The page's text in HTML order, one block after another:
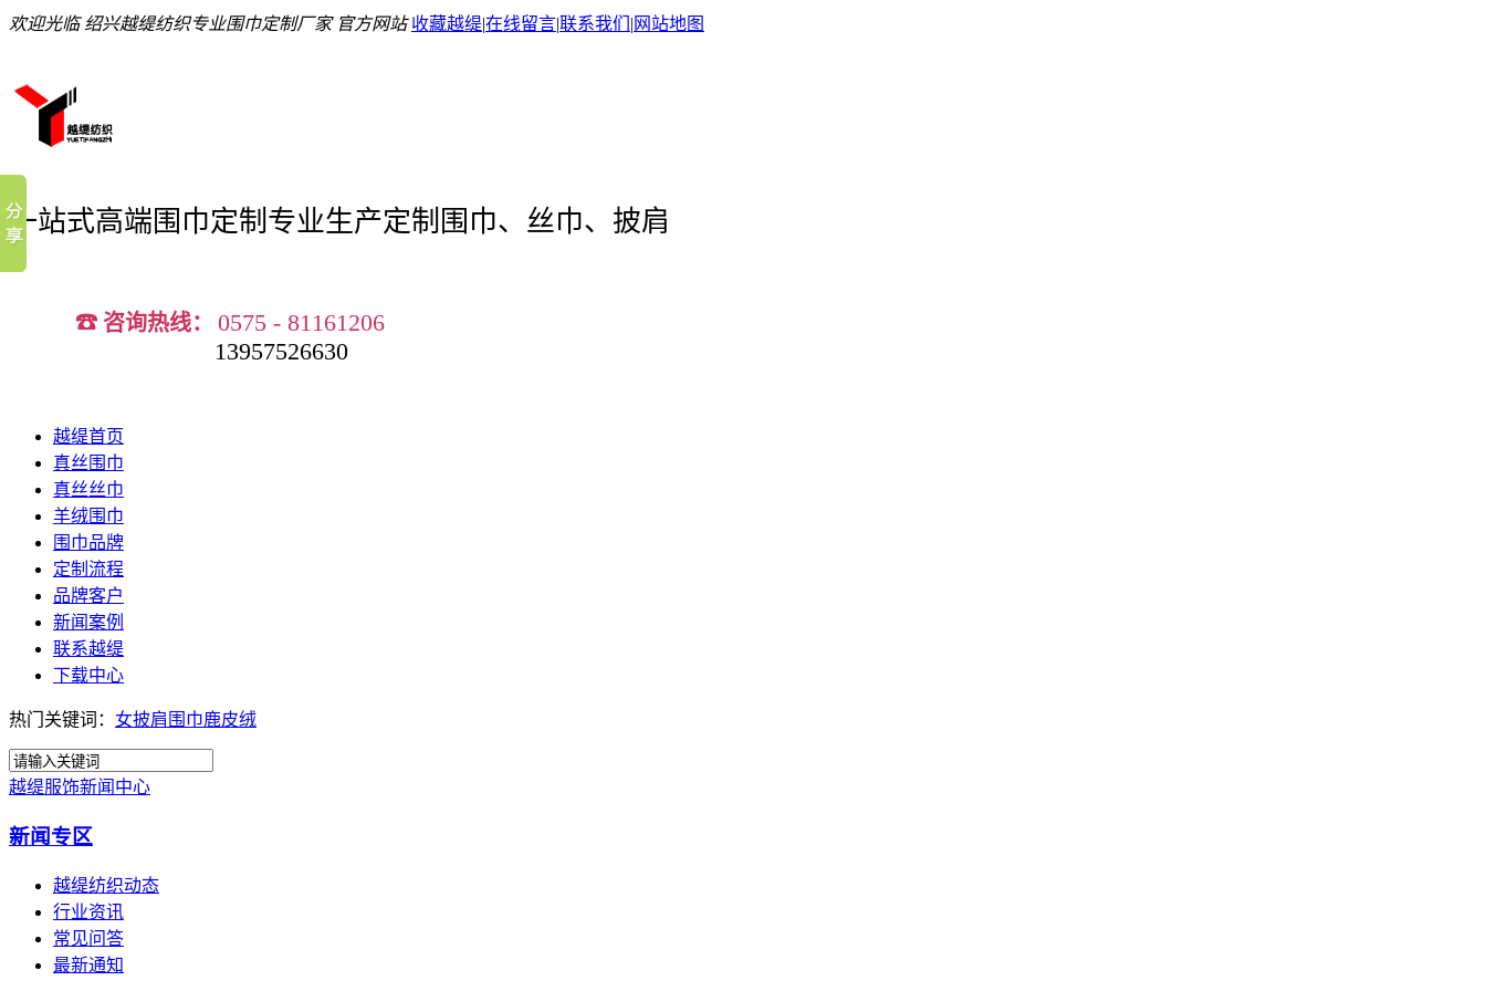
欢迎光临 绍兴越缇纺织专业围巾定制厂家 官方网站 收藏越缇|在线留言|联系我们 | 网站地图
一站式高端围巾定制 专业生产定制围巾、丝巾、披肩
☎ 咨询热线：
0575 - 81161206
13957526630
越缇首页
真丝围巾
真丝丝巾
羊绒围巾
围巾品牌
定制流程
品牌客户
新闻案例
联系越缇
下载中心
热门关键词： 女披肩围巾鹿皮绒
越缇服饰新闻中心
新闻专区
越缇纺织动态
行业资讯
常见问答
最新通知